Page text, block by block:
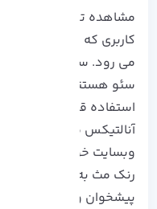
مشاهده تعداد
کاربری که در این زمینه
می رود. سرچ کنسول و
سئو هستند که برای
استفاده قرار می
آنالتیکس متصل کرده
وبسایت خود را مشاهده
رنک مث به سرچ کنسول
پیشخوان وردپرس برای